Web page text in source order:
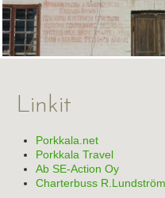
Linkit
Porkkala.net
Porkkala Travel
Ab SE-Action Oy
Charterbuss R.Lundström